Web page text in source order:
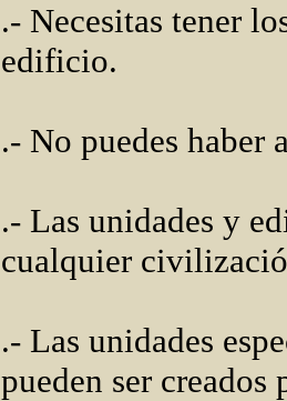
.- Necesitas tener
edificio.
.- No puedes
.- Las unidades y
cualquier
.- Las unidades
pueden ser creados